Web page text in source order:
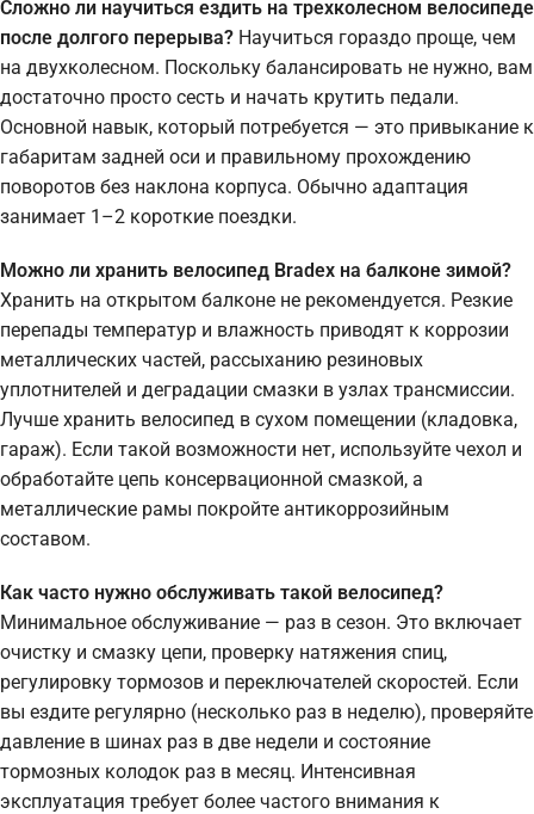
Сложно ли научиться ездить на трехколесном велосипеде
после долгого перерыва? Научиться гораздо проще, чем
на двухколесном. Поскольку балансировать не нужно, вам
достаточно просто сесть и начать крутить педали.
Основной навык, который потребуется — это привыкание к
габаритам задней оси и правильному прохождению
поворотов без наклона корпуса. Обычно адаптация
занимает 1–2 короткие поездки.
Можно ли хранить велосипед Bradex на балконе зимой?
Хранить на открытом балконе не рекомендуется. Резкие
перепады температур и влажность приводят к коррозии
металлических частей, рассыханию резиновых
уплотнителей и деградации смазки в узлах трансмиссии.
Лучше хранить велосипед в сухом помещении (кладовка,
гараж). Если такой возможности нет, используйте чехол и
обработайте цепь консервационной смазкой, а
металлические рамы покройте антикоррозийным
составом.
Как часто нужно обслуживать такой велосипед?
Минимальное обслуживание — раз в сезон. Это включает
очистку и смазку цепи, проверку натяжения спиц,
регулировку тормозов и переключателей скоростей. Если
вы ездите регулярно (несколько раз в неделю), проверяйте
давление в шинах раз в две недели и состояние
тормозных колодок раз в месяц. Интенсивная
эксплуатация требует более частого внимания к